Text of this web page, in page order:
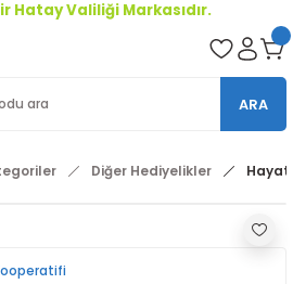
Hatay Valiliği Markasıdır.
ARA
Diğer Hediyelikler Hayat